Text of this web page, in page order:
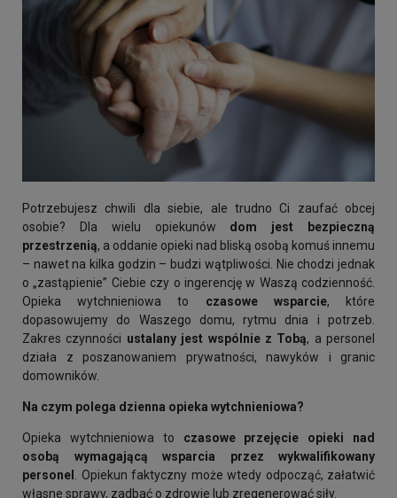
Potrzebujesz chwili dla siebie, ale trudno Ci zaufać obcej
osobie? Dla wielu opiekunów dom jest bezpieczną
przestrzenią, a oddanie opieki nad bliską osobą komuś innemu
– nawet na kilka godzin – budzi wątpliwości. Nie chodzi jednak
o „zastąpienie” Ciebie czy o ingerencję w Waszą codzienność.
Opieka wytchnieniowa to czasowe wsparcie, które
dopasowujemy do Waszego domu, rytmu dnia i potrzeb.
Zakres czynności ustalany jest wspólnie z Tobą, a personel
działa z poszanowaniem prywatności, nawyków i granic
domowników.
Na czym polega dzienna opieka wytchnieniowa?
Opieka wytchnieniowa to czasowe przejęcie opieki nad
osobą wymagającą wsparcia przez wykwalifikowany
personel
. Opiekun faktyczny może wtedy odpocząć, załatwić
własne sprawy, zadbać o zdrowie lub zregenerować siły.